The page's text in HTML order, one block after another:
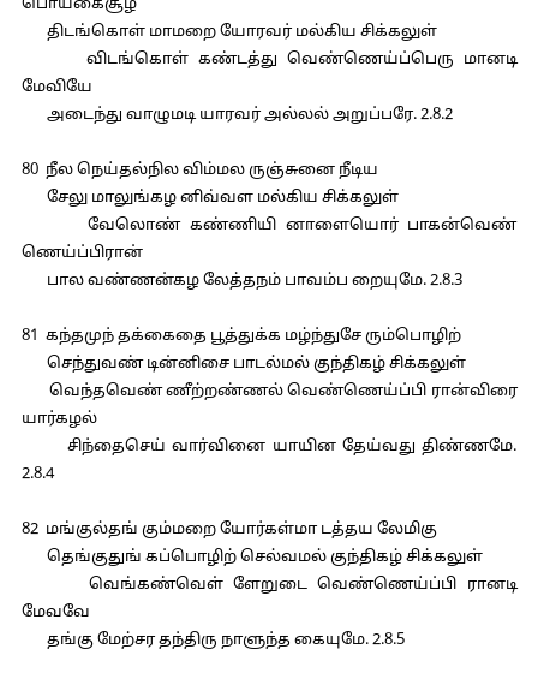
பொய்கைசூழ்
திடங்கொள் மாமறை யோரவர் மல்கிய சிக்கலுள்
விடங்கொள் கண்டத்து வெண்ணெய்ப்பெரு மானடி
மேவியே
அடைந்து வாழுமடி யாரவர் அல்லல் அறுப்பரே. 2.8.2
80 நீல நெய்தல்நில விம்மல ருஞ்சுனை நீடிய
சேலு மாலுங்கழ னிவ்வள மல்கிய சிக்கலுள்
வேலொண் கண்ணியி னாளையொர் பாகன்வெண்
ணெய்ப்பிரான்
பால வண்ணன்கழ லேத்தநம் பாவம்ப றையுமே. 2.8.3
81 கந்தமுந் தக்கைதை பூத்துக்க மழ்ந்துசே ரும்பொழிற்
செந்துவண் டின்னிசை பாடல்மல் குந்திகழ் சிக்கலுள்
வெந்தவெண் ணீற்றண்ணல் வெண்ணெய்ப்பி ரான்விரை
யார்கழல்
சிந்தைசெய் வார்வினை யாயின தேய்வது திண்ணமே.
2.8.4
82 மங்குல்தங் கும்மறை யோர்கள்மா டத்தய லேமிகு
தெங்குதுங் கப்பொழிற் செல்வமல் குந்திகழ் சிக்கலுள்
வெங்கண்வெள் ளேறுடை வெண்ணெய்ப்பி ரானடி
மேவவே
தங்கு மேற்சர தந்திரு நாளுந்த கையுமே. 2.8.5